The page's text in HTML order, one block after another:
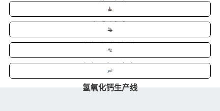
雷蒙磨粉机
立式磨粉机
超细立式磨粉机
超细环辊磨粉机
氢氧化钙生产线